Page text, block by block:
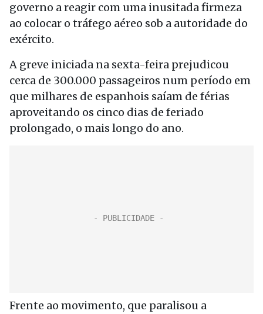
governo a reagir com uma inusitada firmeza
ao colocar o tráfego aéreo sob a autoridade do
exército.
A greve iniciada na sexta-feira prejudicou
cerca de 300.000 passageiros num período em
que milhares de espanhois saíam de férias
aproveitando os cinco dias de feriado
prolongado, o mais longo do ano.
Frente ao movimento, que paralisou a